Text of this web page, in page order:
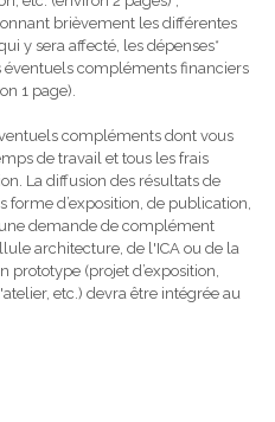
brièvement les différentes
y sera affecté, les dépenses*
éventuels compléments financiers
1 page).
compléments dont vous
de travail et tous les frais
La diffusion des résultats de
d’exposition, de publication,
demande de complément
architecture, de l'ICA ou de la
prototype (projet d’exposition,
etc.) devra être intégrée au